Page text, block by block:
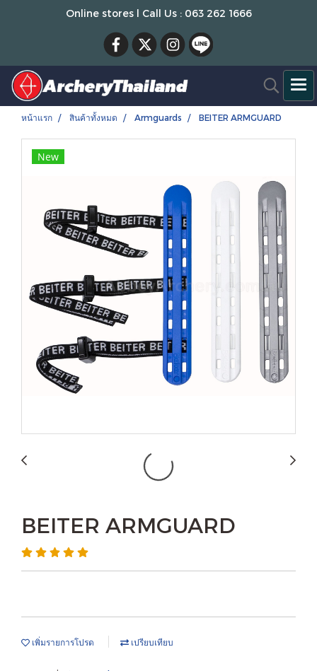
Online stores l Call Us : 063 262 1666
หน้าแรก สินค้าทั้งหมด Armguards BEITER ARMGUARD
New
BEITER ARMGUARD
เพิ่มรายการโปรด เปรียบเทียบ